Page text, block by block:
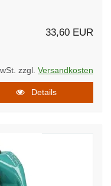
33,60 EUR
zzgl. Versandkosten
Details